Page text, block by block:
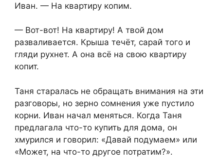
Иван. — На квартиру копим.
— Вот-вот! На квартиру! А твой дом
разваливается. Крыша течёт, сарай того и
гляди рухнет. А она всё на свою квартиру
копит.
Таня старалась не обращать внимания на эти
разговоры, но зерно сомнения уже пустило
корни. Иван начал меняться. Когда Таня
предлагала что-то купить для дома, он
хмурился и говорил: «Давай подумаем» или
«Может, на что-то другое потратим?».